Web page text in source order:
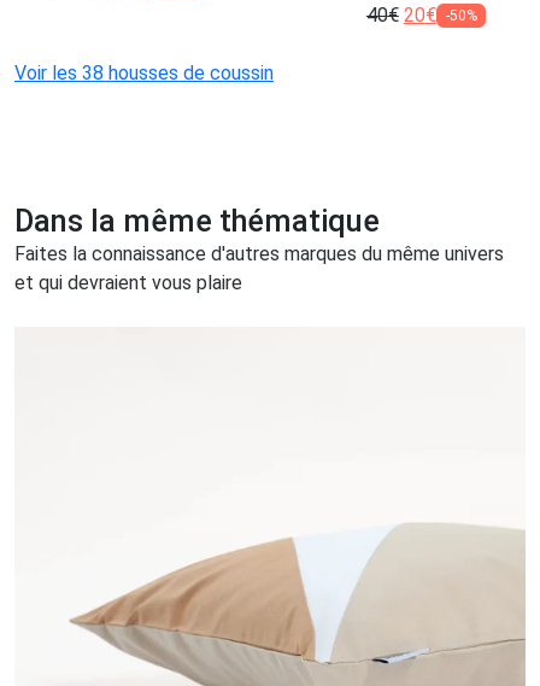
40€ 20€ -50%
Voir les 38 housses de coussin
Dans la même thématique
Faites la connaissance d'autres marques du même univers
et qui devraient vous plaire